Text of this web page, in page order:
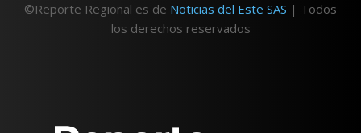
©Reporte Regional es de Noticias del Este SAS | Todos
los derechos reservados